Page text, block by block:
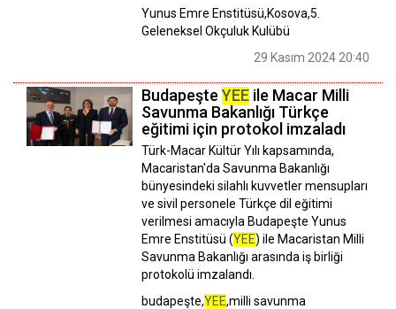
Yunus Emre Enstitüsü,Kosova,5.
Geleneksel Okçuluk Kulübü
29 Kasım 2024 20:40
Budapeşte YEE ile Macar Milli
Savunma Bakanlığı Türkçe
eğitimi için protokol imzaladı
Türk-Macar Kültür Yılı kapsamında,
Macaristan'da Savunma Bakanlığı
bünyesindeki silahlı kuvvetler mensupları
ve sivil personele Türkçe dil eğitimi
verilmesi amacıyla Budapeşte Yunus
Emre Enstitüsü (YEE) ile Macaristan Milli
Savunma Bakanlığı arasında iş birliği
protokolü imzalandı.
budapeşte,YEE,milli savunma